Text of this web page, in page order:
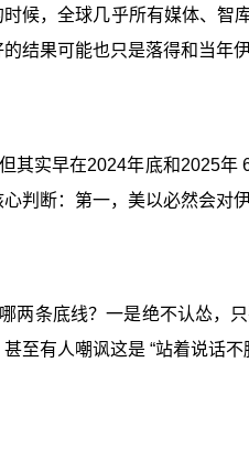
候，全球几乎所有媒体、智
结果可能也只是落得和当年
但其实早在2024年底和2025年
判断：第一，美以必然会对
哪两条底线？一是绝不认怂，
至有人嘲讽这是 “站着说话